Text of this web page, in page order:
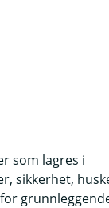
som lagres i
sikkerhet,